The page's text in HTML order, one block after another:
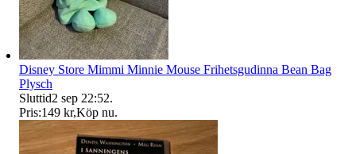
Disney Store Mimmi Minnie Mouse Frihetsgudinna Bean Bag
Plysch
Sluttid2 sep 22:52.
Pris:149 kr,Köp nu.